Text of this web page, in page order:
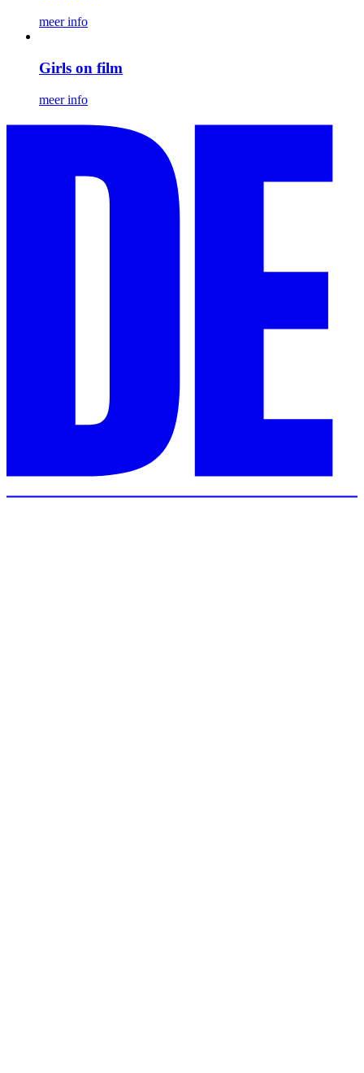
meer info
Girls on film
meer info